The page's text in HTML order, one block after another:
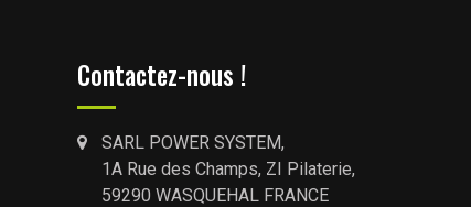
Contactez-nous !
SARL POWER SYSTEM,
1A Rue des Champs, ZI Pilaterie,
59290 WASQUEHAL FRANCE